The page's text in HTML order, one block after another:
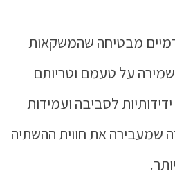
מבטיחה שהמשקאות
על טעמם וטריותם
לסביבה ועמידות
שמעבירה את חווית ההשתיה